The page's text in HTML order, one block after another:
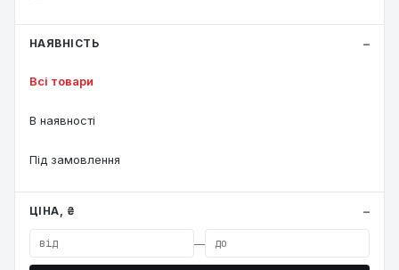
НАЯВНІСТЬ
Всі товари
В наявності
Під замовлення
ЦІНА, ₴
—